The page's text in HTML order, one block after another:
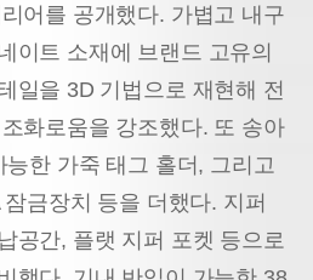
어를 공개했다. 가볍고 내구
이트 소재에 브랜드 고유의
일을 3D 기법으로 재현해 전
화로움을 강조했다. 또 송아
한 가죽 태그 홀더, 그리고
금장치 등을 더했다. 지퍼
공간, 플랫 지퍼 포켓 등으로